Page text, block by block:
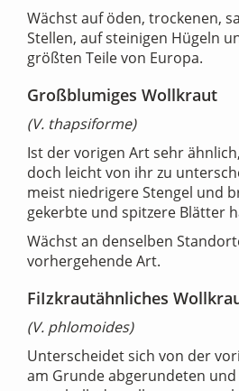
Wächst auf öden, trockenen,
Stellen, auf steinigen Hügeln
größten Teile von Europa.
Großblumiges Wollkraut
(V. thapsiforme)
Ist der vorigen Art sehr
doch leicht von ihr zu
meist niedrigere Stengel und
gekerbte und spitzere Blätter
Wächst an denselben
vorhergehende Art.
FiIzkrautähnliches
(V. phlomoides)
Unterscheidet sich von der
am Grunde abgerundeten